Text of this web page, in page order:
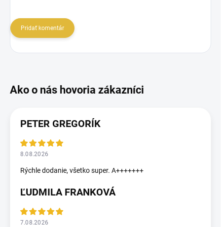
Pridať komentár
PETER GREGORÍK
8.08.2026
Rýchle dodanie, všetko super. A+++++++
ĽUDMILA FRANKOVÁ
7.08.2026